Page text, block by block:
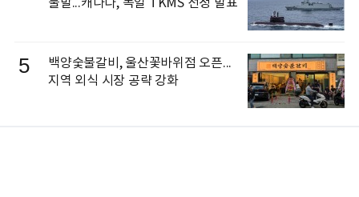
불발...캐나다, 독일 TKMS 선정 발표
5
백양숯불갈비, 울산꽃바위점 오픈...
지역 외식 시장 공략 강화